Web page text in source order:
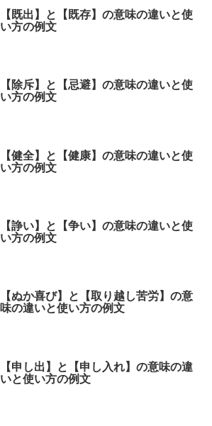
【既出】と【既存】の意味の違いと使
い方の例文
【除斥】と【忌避】の意味の違いと使
い方の例文
【健全】と【健康】の意味の違いと使
い方の例文
【諍い】と【争い】の意味の違いと使
い方の例文
【ぬか喜び】と【取り越し苦労】の意
味の違いと使い方の例文
【申し出】と【申し入れ】の意味の違
いと使い方の例文